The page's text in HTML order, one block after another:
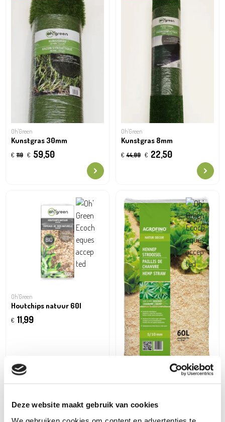
Deze website maakt gebruik van cookies
Oh'Green
Kunstgras 30mm
€ 119 € 59,50
Oh'Green
Kunstgras 8mm
€ 44,99 € 22,50
Oh'Green
Houtchips natuur 60l
€ 11,99
€11,99